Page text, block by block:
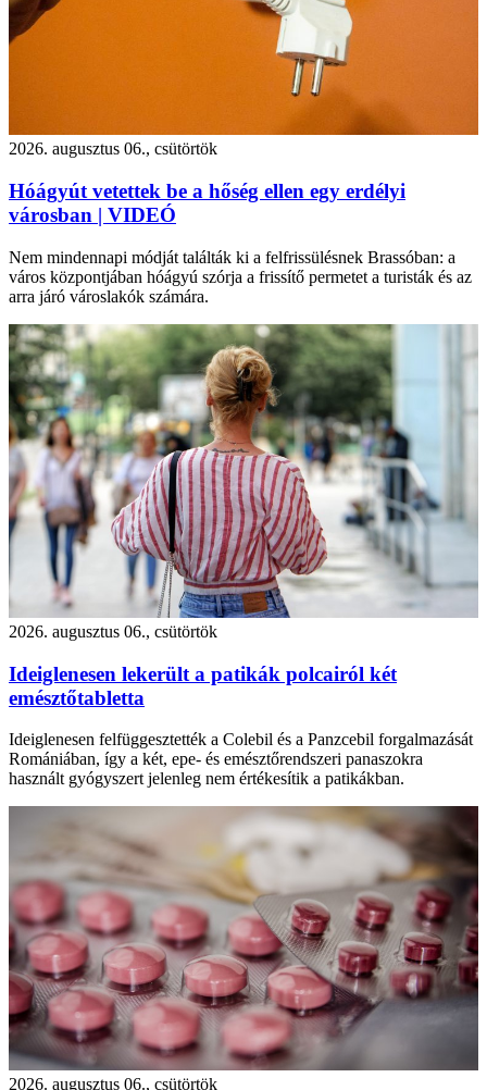
2026. augusztus 06., csütörtök
Hóágyút vetettek be a hőség ellen egy erdélyi
városban | VIDEÓ
Nem mindennapi módját találták ki a felfrissülésnek Brassóban: a
város központjában hóágyú szórja a frissítő permetet a turisták és az
arra járó városlakók számára.
2026. augusztus 06., csütörtök
Ideiglenesen lekerült a patikák polcairól két
emésztőtabletta
Ideiglenesen felfüggesztették a Colebil és a Panzcebil forgalmazását
Romániában, így a két, epe- és emésztőrendszeri panaszokra
használt gyógyszert jelenleg nem értékesítik a patikákban.
2026. augusztus 06., csütörtök